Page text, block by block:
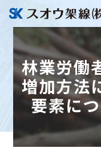
林業労働
増加方法
要素に